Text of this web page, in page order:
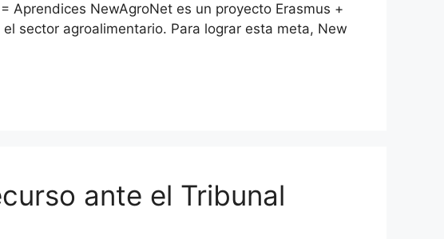
Aprendices NewAgroNet es un proyecto Erasmus +
sector agroalimentario. Para lograr esta meta, New
ante el Tribunal